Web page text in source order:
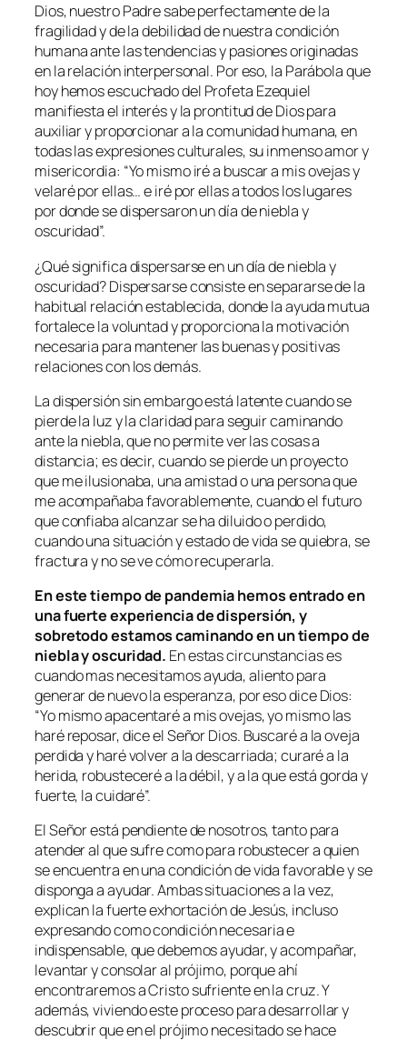
Dios, nuestro Padre sabe perfectamente de la
fragilidad y de la debilidad de nuestra condición
humana ante las tendencias y pasiones originadas
en la relación interpersonal. Por eso, la Parábola que
hoy hemos escuchado del Profeta Ezequiel
manifiesta el interés y la prontitud de Dios para
auxiliar y proporcionar a la comunidad humana, en
todas las expresiones culturales, su inmenso amor y
misericordia: “Yo mismo iré a buscar a mis ovejas y
velaré por ellas… e iré por ellas a todos los lugares
por donde se dispersaron un día de niebla y
oscuridad”.
¿Qué significa dispersarse en un día de niebla y
oscuridad? Dispersarse consiste en separarse de la
habitual relación establecida, donde la ayuda mutua
fortalece la voluntad y proporciona la motivación
necesaria para mantener las buenas y positivas
relaciones con los demás.
La dispersión sin embargo está latente cuando se
pierde la luz y la claridad para seguir caminando
ante la niebla, que no permite ver las cosas a
distancia; es decir, cuando se pierde un proyecto
que me ilusionaba, una amistad o una persona que
me acompañaba favorablemente, cuando el futuro
que confiaba alcanzar se ha diluido o perdido,
cuando una situación y estado de vida se quiebra, se
fractura y no se ve cómo recuperarla.
En este tiempo de pandemia hemos entrado en
una fuerte experiencia de dispersión, y
sobretodo estamos caminando en un tiempo de
niebla y oscuridad. En estas circunstancias es
cuando mas necesitamos ayuda, aliento para
generar de nuevo la esperanza, por eso dice Dios:
“Yo mismo apacentaré a mis ovejas, yo mismo las
haré reposar, dice el Señor Dios. Buscaré a la oveja
perdida y haré volver a la descarriada; curaré a la
herida, robusteceré a la débil, y a la que está gorda y
fuerte, la cuidaré”.
El Señor está pendiente de nosotros, tanto para
atender al que sufre como para robustecer a quien
se encuentra en una condición de vida favorable y se
disponga a ayudar. Ambas situaciones a la vez,
explican la fuerte exhortación de Jesús, incluso
expresando como condición necesaria e
indispensable, que debemos ayudar, y acompañar,
levantar y consolar al prójimo, porque ahí
encontraremos a Cristo sufriente en la cruz. Y
además, viviendo este proceso para desarrollar y
descubrir que en el prójimo necesitado se hace